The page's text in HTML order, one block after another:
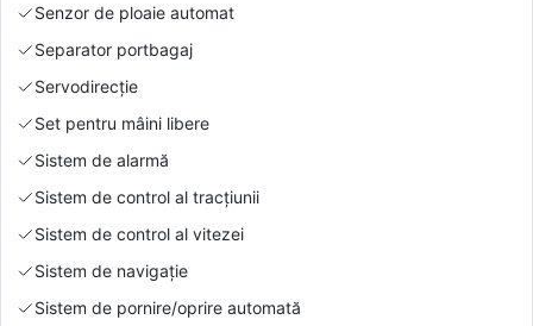
Senzor de ploaie automat
Separator portbagaj
Servodirecție
Set pentru mâini libere
Sistem de alarmă
Sistem de control al tracțiunii
Sistem de control al vitezei
Sistem de navigație
Sistem de pornire/oprire automată